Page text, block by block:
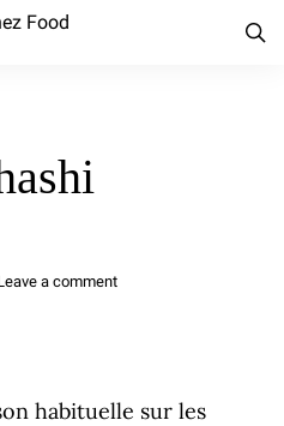
a comment
habituelle sur les